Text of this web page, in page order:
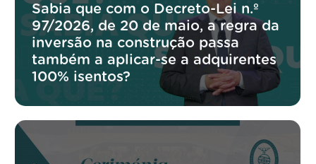
Sabia que com o Decreto-Lei n.º
97/2026, de 20 de maio, a regra da
inversão na construção passa
também a aplicar-se a adquirentes
100% isentos?